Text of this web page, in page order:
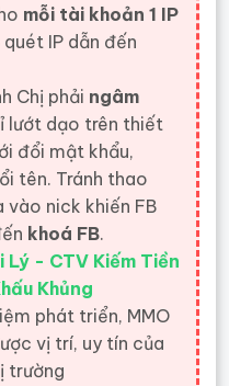
mỗi tài khoản 1 IP
IP dẫn đến
Chị phải ngâm
lướt dạo trên thiết
đổi mật khẩu,
tên. Tránh thao
vào nick khiến FB
khoá FB.
Lý - CTV Kiếm Tiền
Khủng
phát triển, MMO
vị trí, uy tín của
trường